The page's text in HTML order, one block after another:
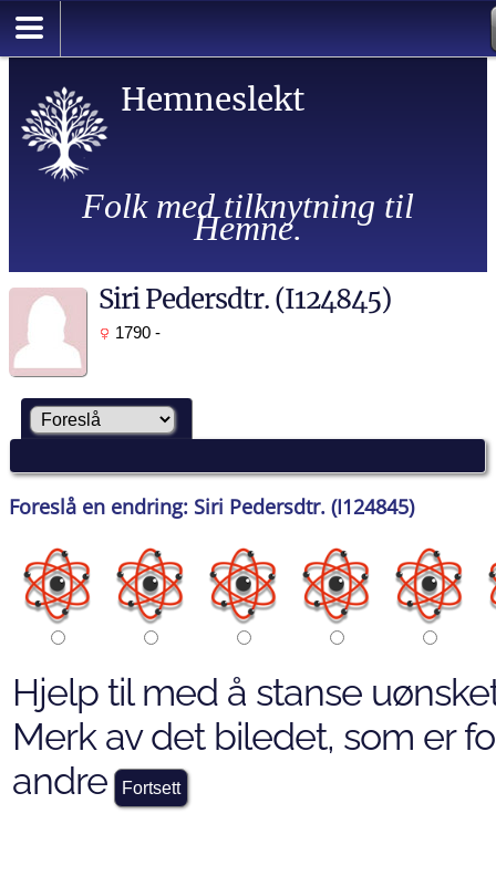
Hemneslekt
Folk med tilknytning til
Hemne.
Siri Pedersdtr. (I124845)
1790 -
Foreslå en endring: Siri Pedersdtr. (I124845)
Hjelp til med å stanse
Merk av det biledet, som er
andre